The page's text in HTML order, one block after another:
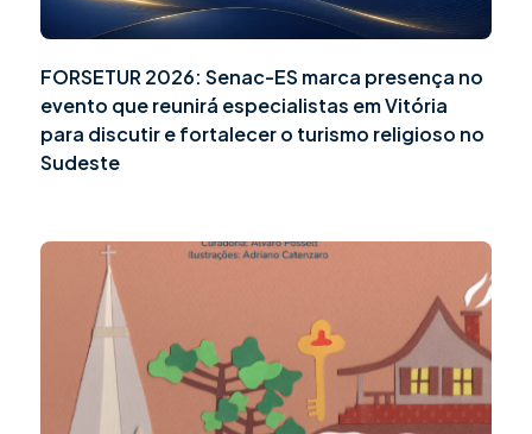
FORSETUR 2026: Senac-ES marca presença no
evento que reunirá especialistas em Vitória
para discutir e fortalecer o turismo religioso no
Sudeste